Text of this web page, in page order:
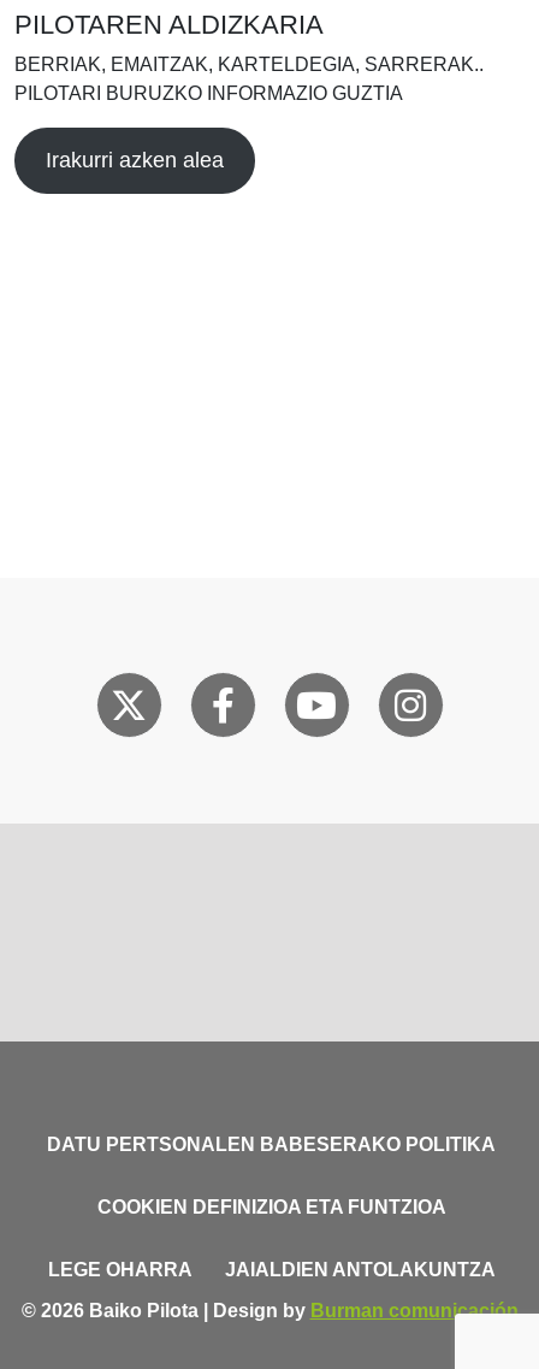
PILOTAREN ALDIZKARIA
BERRIAK, EMAITZAK, KARTELDEGIA, SARRERAK..
PILOTARI BURUZKO INFORMAZIO GUZTIA
Irakurri azken alea
DATU PERTSONALEN BABESERAKO POLITIKA
COOKIEN DEFINIZIOA ETA FUNTZIOA
LEGE OHARRA
JAIALDIEN ANTOLAKUNTZA
© 2026 Baiko Pilota | Design by Burman comunicación